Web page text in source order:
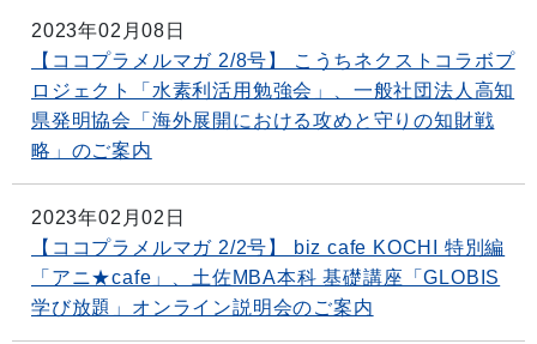
2023年02月08日
【ココプラメルマガ 2/8号】 こうちネクストコラボプ
ロジェクト「水素利活用勉強会」、一般社団法人高知
県発明協会「海外展開における攻めと守りの知財戦
略」のご案内
2023年02月02日
【ココプラメルマガ 2/2号】 biz cafe KOCHI 特別編
「アニ★cafe」、土佐MBA本科 基礎講座「GLOBIS
学び放題」オンライン説明会のご案内